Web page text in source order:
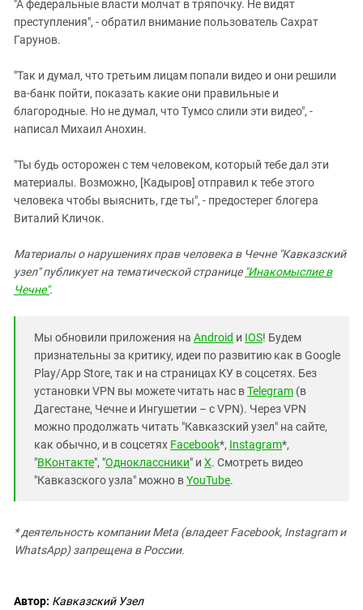
"А федеральные власти молчат в тряпочку. Не видят
преступления", - обратил внимание пользователь Сахрат
Гарунов.
"Так и думал, что третьим лицам попали видео и они решили
ва-банк пойти, показать какие они правильные и
благородные. Но не думал, что Тумсо слили эти видео", -
написал Михаил Анохин.
"Ты будь осторожен с тем человеком, который тебе дал эти
материалы. Возможно, [Кадыров] отправил к тебе этого
человека чтобы выяснить, где ты", - предостерег блогера
Виталий Кличок.
Материалы о нарушениях прав человека в Чечне "Кавказский
узел" публикует на тематической странице "Инакомыслие в
Чечне".
Мы обновили приложения на Android и IOS! Будем
признательны за критику, идеи по развитию как в Google
Play/App Store, так и на страницах КУ в соцсетях. Без
установки VPN вы можете читать нас вTelegram (в
Дагестане, Чечне и Ингушетии – с VPN). Через VPN
можно продолжать читать "Кавказский узел" на сайте,
как обычно, и в соцсетях Facebook*, Instagram*,
"ВКонтакте", "Одноклассники" и X. Смотреть видео
"Кавказского узла" можно вYouTube.
* деятельность компании Meta (владеет Facebook, Instagram и
WhatsApp) запрещена в России.
Автор: Кавказский Узел